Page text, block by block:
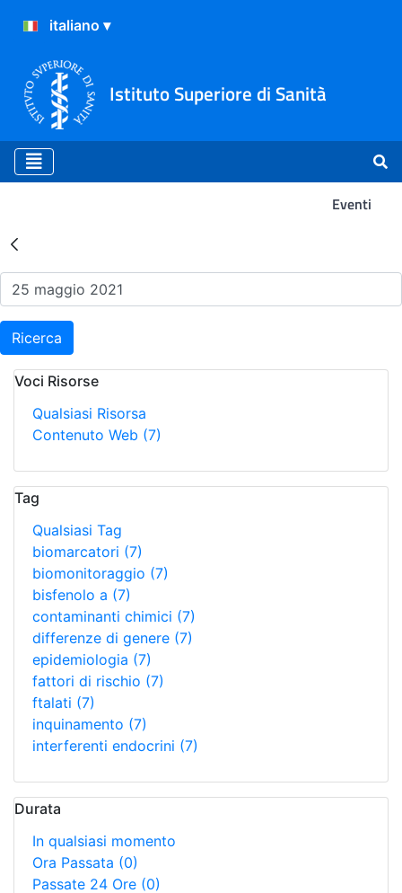
Istituto Superiore di Sanità
Eventi
Risultati della Ricerca -
Ricerca
Voci Risorse
Qualsiasi Risorsa
Contenuto Web (7)
Tag
Qualsiasi Tag
biomarcatori (7)
biomonitoraggio (7)
bisfenolo a (7)
contaminanti chimici (7)
differenze di genere (7)
epidemiologia (7)
fattori di rischio (7)
ftalati (7)
inquinamento (7)
interferenti endocrini (7)
Durata
In qualsiasi momento
Ora Passata (0)
Passate 24 Ore (0)